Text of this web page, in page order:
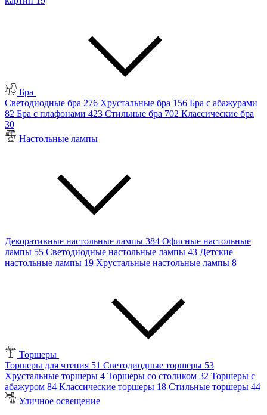
Бра
Светодиодные бра 276 Хрустальные бра 156 Бра с абажурами
82 Бра с плафонами 423 Стильные бра 702 Классические бра
30
Настольные лампы
Декоративные настольные лампы 384 Офисные настольные
лампы 55 Светодиодные настольные лампы 43 Детские
настольные лампы 19 Хрустальные настольные лампы 8
Торшеры
Торшеры для чтения 51 Светодиодные торшеры 53
Хрустальные торшеры 4 Торшеры со столиком 32 Торшеры с
абажуром 84 Классические торшеры 18 Стильные торшеры 44
Уличное освещение